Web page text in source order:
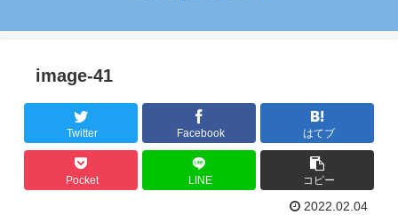
image-41
Twitter Facebook はてブ
Pocket LINE コピー
2022.02.04